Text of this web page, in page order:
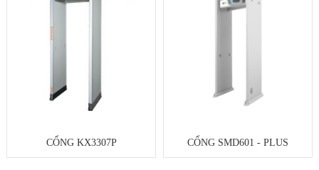
CỔNG KX3307P CỔNG SMD601 - PLUS